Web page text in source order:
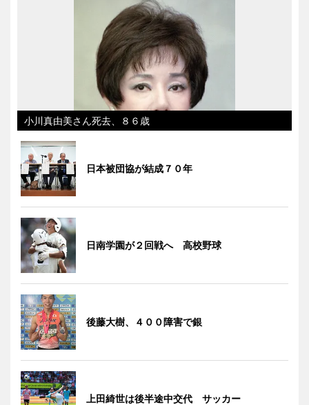
小川真由美さん死去、８６歳
日本被団協が結成７０年
日南学園が２回戦へ 高校野球
後藤大樹、４００障害で銀
上田綺世は後半途中交代 サッカー